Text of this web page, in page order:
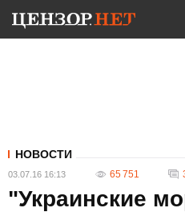
НОВОСТИ
03.07.16 16:13 65 751
"Украинские